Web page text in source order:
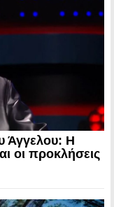
Άγγελου: Η
οι προκλήσεις